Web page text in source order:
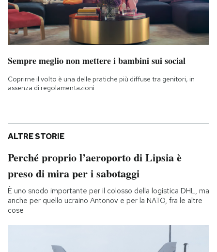
Sempre meglio non mettere i bambini sui social
Coprirne il volto è una delle pratiche più diffuse tra genitori, in
assenza di regolamentazioni
ALTRE STORIE
Perché proprio l’aeroporto di Lipsia è
preso di mira per i sabotaggi
È uno snodo importante per il colosso della logistica DHL, ma
anche per quello ucraino Antonov e per la NATO, fra le altre
cose